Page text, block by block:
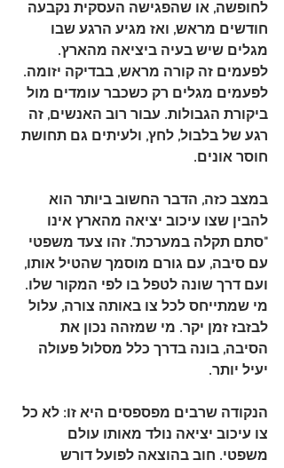
לחופשה, או שהפגישה העסקית נקבעה
חודשים מראש, ואז מגיע הרגע שבו
מגלים שיש בעיה ביציאה מהארץ.
לפעמים זה קורה מראש, בבדיקה יזומה.
לפעמים מגלים רק כשכבר עומדים מול
ביקורת הגבולות. עבור רוב האנשים, זה
רגע של בלבול, לחץ, ולעיתים גם תחושת
חוסר אונים.
במצב כזה, הדבר החשוב ביותר הוא
להבין שצו עיכוב יציאה מהארץ אינו
"סתם תקלה במערכת". זהו צעד משפטי
עם סיבה, עם גורם מוסמך שהטיל אותו,
ועם דרך שונה לטפל בו לפי המקור שלו.
מי שמתייחס לכל צו באותה צורה, עלול
לבזבז זמן יקר. מי שמזהה נכון את
הסיבה, בונה בדרך כלל מסלול פעולה
יעיל יותר.
הנקודה שרבים מפספסים היא זו: לא כל
צו עיכוב יציאה נולד מאותו עולם
משפטי. חוב בהוצאה לפועל דורש